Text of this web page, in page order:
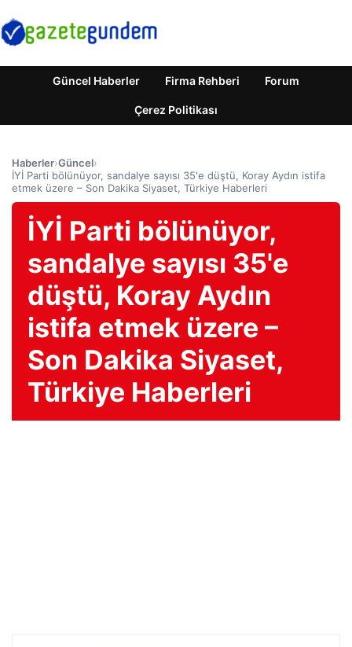
Güncel Haberler Firma Rehberi Forum
Çerez Politikası
Haberler›Güncel›
İYİ Parti bölünüyor, sandalye sayısı 35'e düştü, Koray Aydın istifa
etmek üzere – Son Dakika Siyaset, Türkiye Haberleri
İYİ Parti bölünüyor,
sandalye sayısı 35'e
düştü, Koray Aydın
istifa etmek üzere –
Son Dakika Siyaset,
Türkiye Haberleri